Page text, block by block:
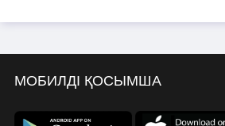
МОБИЛДІ ҚОСЫМША